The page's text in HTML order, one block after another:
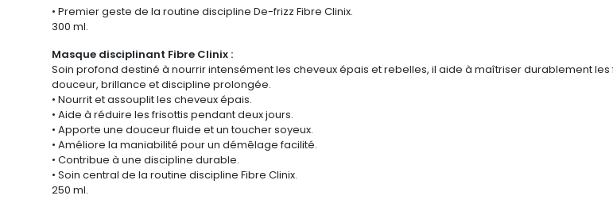
• Premier geste de la routine discipline De-frizz Fibre Clinix.
300 ml.
Masque disciplinant Fibre Clinix :
Soin profond destiné à nourrir intensément les cheveux épais et rebelles, il aide à maîtriser durablement
douceur, brillance et discipline prolongée.
• Nourrit et assouplit les cheveux épais.
• Aide à réduire les frisottis pendant deux jours.
• Apporte une douceur fluide et un toucher soyeux.
• Améliore la maniabilité pour un démêlage facilité.
• Contribue à une discipline durable.
• Soin central de la routine discipline Fibre Clinix.
250 ml.